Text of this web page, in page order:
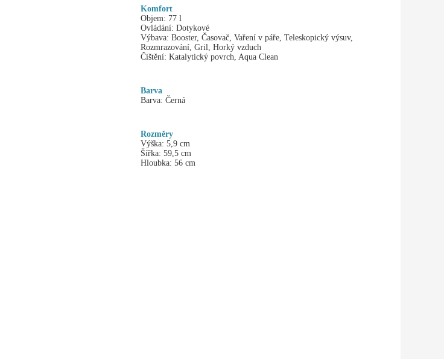
Komfort
Objem: 77 l
Ovládání: Dotykové
Výbava: Booster, Časovač, Vaření v páře, Teleskopický výsuv,
Rozmrazování, Gril, Horký vzduch
Čištění: Katalytický povrch, Aqua Clean
Barva
Barva: Černá
Rozměry
Výška: 5,9 cm
Šířka: 59,5 cm
Hloubka: 56 cm